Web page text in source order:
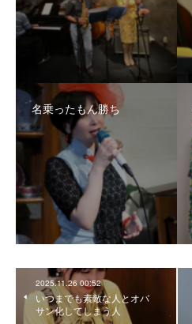
名乗ったもん勝ち
2025.11.26 00:52
いつまでも素敵な人とオバ
サン化してしまう人